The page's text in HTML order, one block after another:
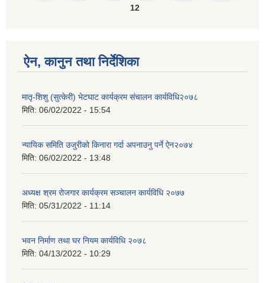
12
ऐन, कानुन तथा निर्देशिका
मातृ-शिशु (सुत्केरी) भेटघाट कार्यक्रम संचालन कार्यविधि२०७८
मिति: 06/02/2022 - 15:54
न्यायिक समिति उजुरीको किनारा गर्दा अपनाउनु पर्ने ऐन२०७४
मिति: 06/02/2022 - 13:48
अध्यक्ष श्रम रोजगार कार्यक्रम सञ्चालन कार्यविधि २०७७
मिति: 05/31/2022 - 11:14
भवन निर्माण तथा घर नियम कार्यविधि २०७८
मिति: 04/13/2022 - 10:29